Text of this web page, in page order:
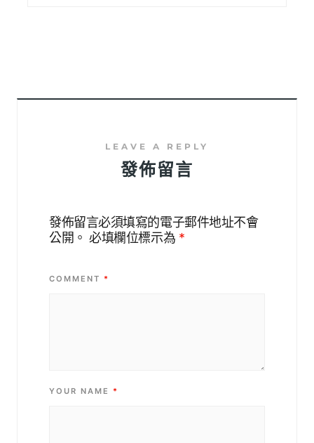
發佈留言
發佈留言必須填寫的電子郵件地址不會
公開。 必填欄位標示為 *
COMMENT *
YOUR NAME *